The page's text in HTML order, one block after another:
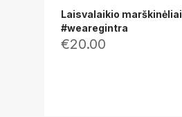
Laisvalaikio marškinėliai
#wearegintra
€20.00